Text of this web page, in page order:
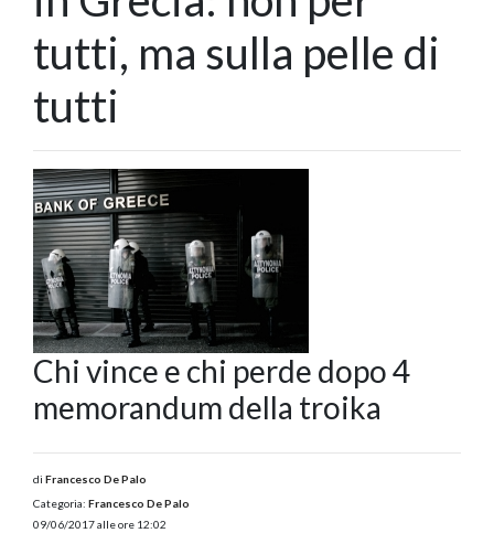
tutti, ma sulla pelle di
tutti
Chi vince e chi perde dopo 4
memorandum della troika
di Francesco De Palo
Categoria: Francesco De Palo
09/06/2017 alle ore 12:02